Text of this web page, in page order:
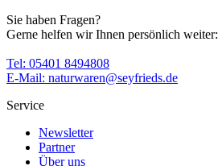
Sie haben Fragen?
Gerne helfen wir Ihnen persönlich weiter:
Tel: 05401 8494808
E-Mail: naturwaren@seyfrieds.de
Service
Newsletter
Partner
Über uns